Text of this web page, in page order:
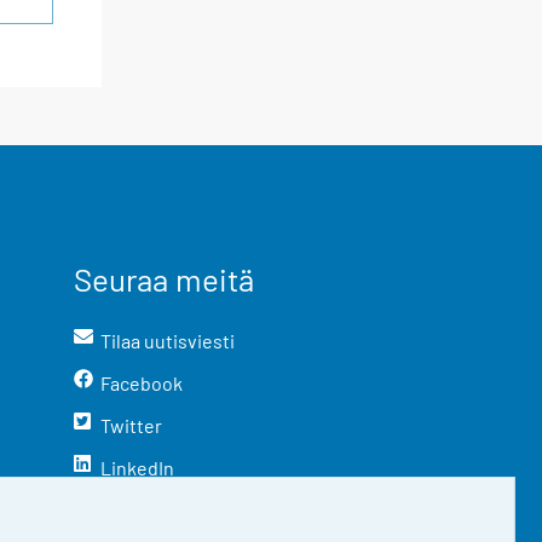
Seuraa meitä
Tilaa uutisviesti
Facebook
Twitter
LinkedIn